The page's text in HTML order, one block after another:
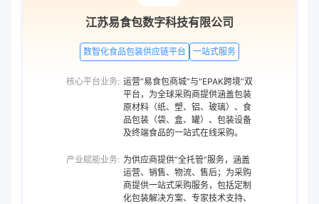
江苏易食包数字科技有限公司
数智化食品包装供应链平台 一站式服务
核心平台业务: 运营“易食包商城”与“EPAK跨境”双
平台，为全球采购商提供涵盖包装
原材料（纸、塑、铝、玻璃）、食
品包装（袋、盒、罐）、包装设备
及终端食品的一站式在线采购。
产业赋能业务: 为供应商提供“全托管”服务，涵盖
运营、销售、物流、售后；为采购
商提供一站式采购服务，包括定制
化包装解决方案、专家技术支持、